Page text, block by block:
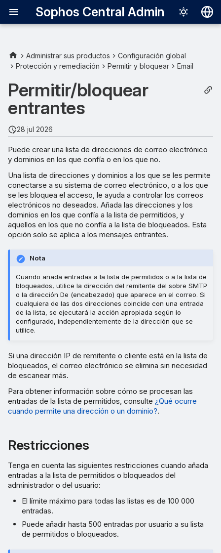
Sophos Central Admin
English
Español
中文（繁體）
Administrar sus productos
Configuración global
Protección y remediación
Permitir y bloquear Email
Permitir/bloquear
entrantes
28 jul 2026
Puede crear una lista de direcciones de correo electrónico
y dominios en los que confía o en los que no.
Una lista de direcciones y dominios a los que se les permite
conectarse a su sistema de correo electrónico, o a los que
se les bloquea el acceso, le ayuda a controlar los correos
electrónicos no deseados. Añada las direcciones y los
dominios en los que confía a la lista de permitidos, y
aquellos en los que no confía a la lista de bloqueados. Esta
opción solo se aplica a los mensajes entrantes.
Nota
Cuando añada entradas a la lista de permitidos o a la lista de
bloqueados, utilice la dirección del remitente del sobre SMTP
o la dirección De (encabezado) que aparece en el correo. Si
cualquiera de las dos direcciones coincide con una entrada
de la lista, se ejecutará la acción apropiada según lo
configurado, independientemente de la dirección que se
utilice.
Si una dirección IP de remitente o cliente está en la lista de
bloqueados, el correo electrónico se elimina sin necesidad
de escanear más.
Para obtener información sobre cómo se procesan las
entradas de la lista de permitidos, consulte ¿Qué ocurre
cuando permite una dirección o un dominio?.
Restricciones
Tenga en cuenta las siguientes restricciones cuando añada
entradas a la lista de permitidos o bloqueados del
administrador o del usuario:
El límite máximo para todas las listas es de 100 000
entradas.
Puede añadir hasta 500 entradas por usuario a su lista
de permitidos o bloqueados.